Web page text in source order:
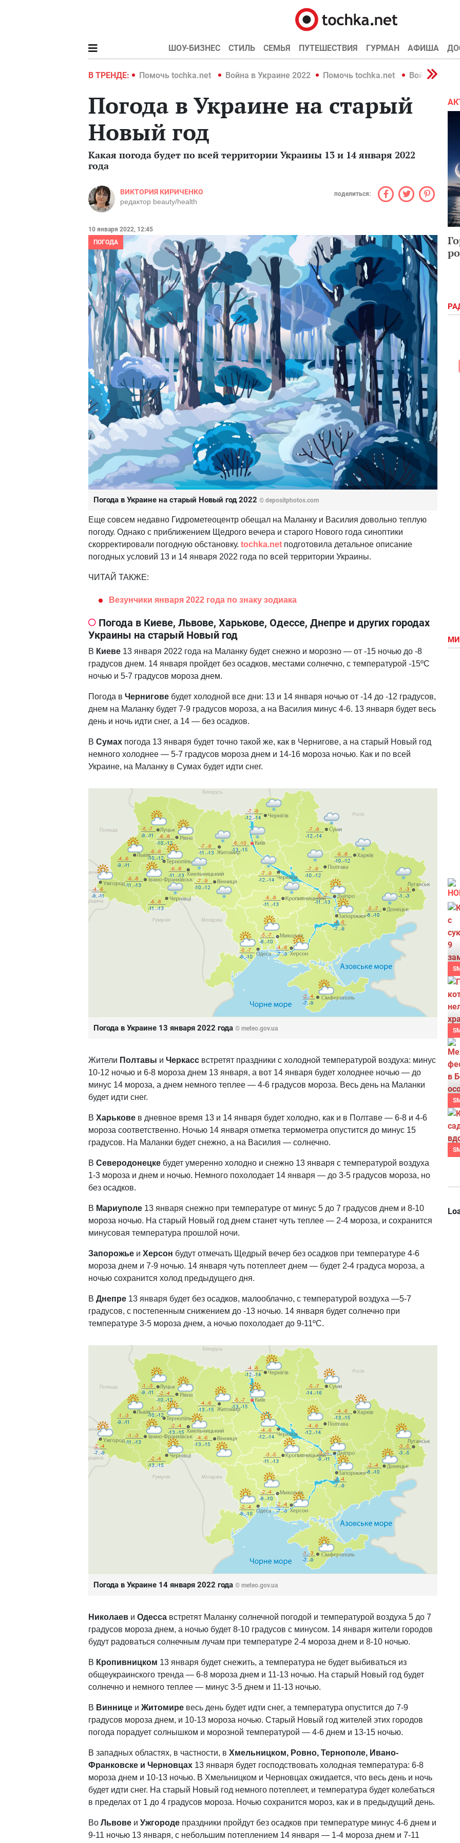
ШОУ-БИЗНЕС СТИЛЬ СЕМЬЯ ПУТЕШЕСТВИЯ ГУРМАН АФИША
В ТРЕНДЕ:
Война в Украине 2022 Помочь tochka.net Война в Украине 2022 Помочь tochka.net Война в
Погода в Украине на старый
Новый год
Какая погода будет по всей территории Украины 13 и 14 января 2022
года
ВИКТОРИЯ КИРИЧЕНКО
редактор beauty/health
поделиться:
10 января 2022, 12:45
ПОГОДА
Погода в Украине на старый Новый год 2022 © depositphotos.com
Еще совсем недавно Гидрометеоцентр обещал на Маланку и Василия довольно теплую
погоду. Однако с приближением Щедрого вечера и старого Нового года синоптики
скорректировали погодную обстановку. tochka.net подготовила детальное описание
погодных условий 13 и 14 января 2022 года по всей территории Украины.
ЧИТАЙ ТАКЖЕ:
Везунчики января 2022 года по знаку зодиака
Погода в Киеве, Львове, Харькове, Одессе, Днепре и других городах
Украины на старый Новый год
В Киеве 13 января 2022 года на Маланку будет снежно и морозно — от -15 ночью до -8
градусов днем. 14 января пройдет без осадков, местами солнечно, с температурой -15ºС
ночью и 5-7 градусов мороза днем.
Погода в Чернигове будет холодной все дни: 13 и 14 января ночью от -14 до -12 градусов,
днем на Маланку будет 7-9 градусов мороза, а на Василия минус 4-6. 13 января будет весь
день и ночь идти снег, а 14 — без осадков.
В Сумах погода 13 января будет точно такой же, как в Чернигове, а на старый Новый год
немного холоднее — 5-7 градусов мороза днем и 14-16 мороза ночью. Как и по всей
Украине, на Маланку в Сумах будет идти снег.
Погода в Украине 13 января 2022 года © meteo.gov.ua
Жители Полтавы и Черкасс встретят праздники с холодной температурой воздуха: минус
10-12 ночью и 6-8 мороза днем 13 января, а вот 14 января будет холоднее ночью — до
минус 14 мороза, а днем немного теплее — 4-6 градусов мороза. Весь день на Маланки
будет идти снег.
В Харькове в дневное время 13 и 14 января будет холодно, как и в Полтаве — 6-8 и 4-6
мороза соответственно. Ночью 14 января отметка термометра опустится до минус 15
градусов. На Маланки будет снежно, а на Василия — солнечно.
В Северодонецке будет умеренно холодно и снежно 13 января с температурой воздуха
1-3 мороза и днем и ночью. Немного похолодает 14 января — до 3-5 градусов мороза, но
без осадков.
В Мариуполе 13 января снежно при температуре от минус 5 до 7 градусов днем и 8-10
мороза ночью. На старый Новый год днем станет чуть теплее — 2-4 мороза, и сохранится
минусовая температура прошлой ночи.
Запорожье и Херсон будут отмечать Щедрый вечер без осадков при температуре 4-6
мороза днем и 7-9 ночью. 14 января чуть потеплеет днем — будет 2-4 градуса мороза, а
ночью сохранится холод предыдущего дня.
В Днепре 13 января будет без осадков, малооблачно, с температурой воздуха —5-7
градусов, с постепенным снижением до -13 ночью. 14 января будет солнечно при
температуре 3-5 мороза днем, а ночью похолодает до 9-11ºС.
Погода в Украине 14 января 2022 года © meteo.gov.ua
Николаев и Одесса встретят Маланку солнечной погодой и температурой воздуха 5 до 7
градусов мороза днем, а ночью будет 8-10 градусов с минусом. 14 января жители городов
будут радоваться солнечным лучам при температуре 2-4 мороза днем и 8-10 ночью.
В Кропивницком 13 января будет снежить, а температура не будет выбиваться из
общеукраинского тренда — 6-8 мороза днем и 11-13 ночью. На старый Новый год будет
солнечно и немного теплее — минус 3-5 днем и 11-13 ночью.
В Виннице и Житомире весь день будет идти снег, а температура опустится до 7-9
градусов мороза днем, и 10-13 мороза ночью. Старый Новый год жителей этих городов
погода порадует солнышком и морозной температурой — 4-6 днем и 13-15 ночью.
В западных областях, в частности, в Хмельницком, Ровно, Тернополе, Ивано-
Франковске и Черновцах 13 января будет господствовать холодная температура: 6-8
мороза днем и 10-13 ночью. В Хмельницком и Черновцах ожидается, что весь день и ночь
будет идти снег. На старый Новый год немного потеплеет, и температура будет колебаться
в пределах от 1 до 4 градусов мороза. Ночью сохранится мороз, как и в предыдущий день.
Во Львове и Ужгороде праздники пройдут без осадков при температуре минус 4-6 днем и
9-11 ночью 13 января, с небольшим потеплением 14 января — 1-4 мороза днем и 7-11